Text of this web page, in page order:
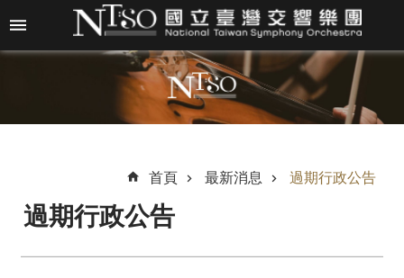
跳到主要內容區塊
尋
關
N
首頁 最新消息 過期行政公告
過期行政公告